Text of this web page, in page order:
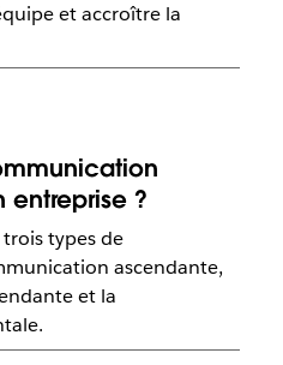
et accroître la
entreprise ?
types de
ascendante,
et la